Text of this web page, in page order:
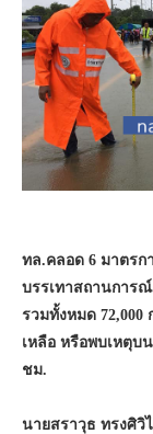
ทล.คลอด 6 มาตรก
บรรเทาสถานการ
รวมทั้งหมด
เหลือ หรือพบเหตุบ
ชม.
นายสราวุธ ทรงศิวิ